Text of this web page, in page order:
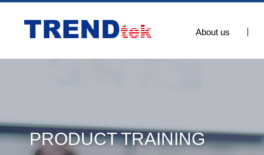
About us
PRODUCT TRAINING